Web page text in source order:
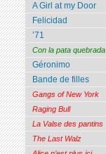
A Girl at my Door
Felicidad
’71
Con la pata quebrada
Géronimo
Bande de filles
Gangs of New York
Raging Bull
La Valse des pantins
The Last Walz